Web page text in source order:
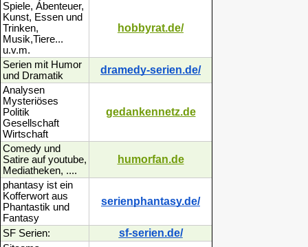
Spiele, Ábenteuer,
Kunst, Essen und
Trinken,
Musik,Tiere...
u.v.m.
hobbyrat.de/
Serien mit Humor
und Dramatik
dramedy-serien.de/
Analysen
Mysteriöses
Politik
Gesellschaft
Wirtschaft
gedankennetz.de
Comedy und
Satire auf youtube,
Mediatheken, ....
humorfan.de
phantasy ist ein
Kofferwort aus
Phantastik und
Fantasy
serienphantasy.de/
SF Serien: sf-serien.de/